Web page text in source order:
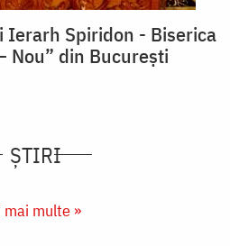
Ierarh Spiridon - Biserica
Nou” din București
ȘTIRI
mai multe »